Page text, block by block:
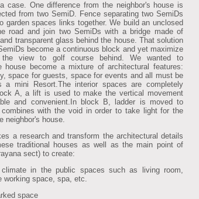
case. One difference from the neighbor's house is
from two SemiD. Fence separating two SemiDs
garden spaces links together. We build an unclosed
road and join two SemiDs with a bridge made of
transparent glass behind the house. That solution
become a continuous block and yet maximize
the view to golf course behind. We wanted to
house become a mixture of architectural features:
space for guests, space for events and all must be
a mini Resort.The interior spaces are completely
A, a lift is used to make the vertical movement
and convenient.In block B, ladder is moved to
with the void in order to take light for the
neighbor's house.
a research and transform the architectural details
traditional houses as well as the main point of
sect) to create:
in the public spaces such as living room,
working space, spa, etc.
space